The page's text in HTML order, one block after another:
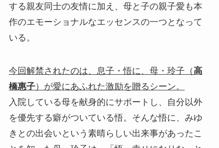
する親友同士の友情に加え、母と子の親子愛も本
作のエモーショナルなエッセンスの一つとなって
いる。
今回解禁されたのは、息子・悟に、母・玲子（高
橋惠子）が愛にあふれた激励を贈るシーン。
入院している母を献身的にサポートし、自分以外
を優先する癖がついている悟。そんな悟に、みゆ
きとの出会いという素晴らしい出来事があったこ